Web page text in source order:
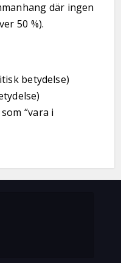
där ingen
50 %).
betydelse)
“vara i